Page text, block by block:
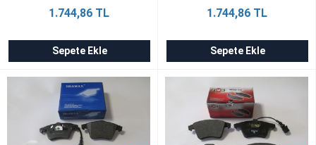
SH 7H0407152E
1.744,86 TL
Sepete Ekle
SH 7H0407151E
1.744,86 TL
Sepete Ekle